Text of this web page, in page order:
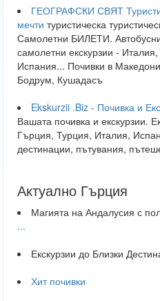
ГЕОГРАФСКИ СВЯТ
мечтитуристическа
Самолетни БИЛЕТИ.
самолетни екскурзии -
Испания... Почивки в
Бодрум, Кушадасъ
Ekskurzii .Biz - Почивка и
Вашата почивка и екскурзии.
Гърция, Турция, Италия,
дестинации, пътувания,
Актуално Гърция
Магията на Андалусия с
...
Екскурзии до Близки
Хит почивки